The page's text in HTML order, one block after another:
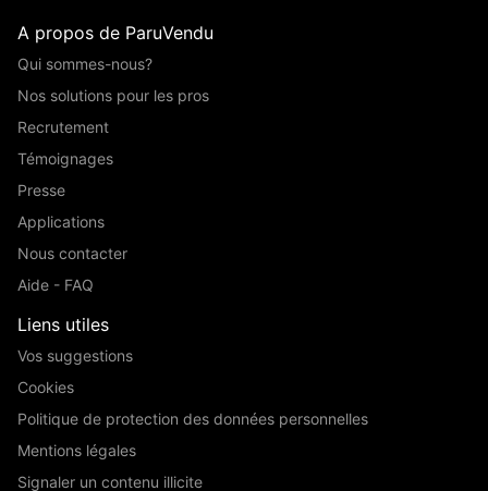
A propos de ParuVendu
Qui sommes-nous?
Nos solutions pour les pros
Recrutement
Témoignages
Presse
Applications
Nous contacter
Aide - FAQ
Liens utiles
Vos suggestions
Cookies
Politique de protection des données personnelles
Mentions légales
Signaler un contenu illicite